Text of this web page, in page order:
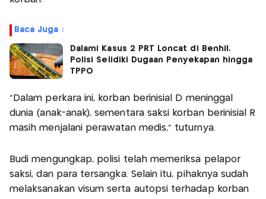
Baca Juga :
Dalami Kasus 2 PRT Loncat di Benhil,
Polisi Selidiki Dugaan Penyekapan hingga
TPPO
"Dalam perkara ini, korban berinisial D meninggal
dunia (anak-anak), sementara saksi korban berinisial R
masih menjalani perawatan medis," tuturnya.
Budi mengungkap, polisi telah memeriksa pelapor
saksi, dan para tersangka. Selain itu, pihaknya sudah
melaksanakan visum serta autopsi terhadap korban